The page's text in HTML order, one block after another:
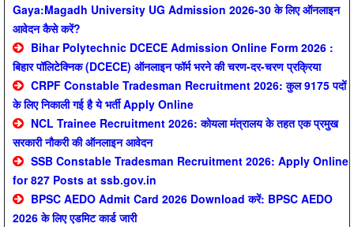
Gaya:Magadh University UG Admission 2026-30 के लिए ऑनलाइन
आवेदन कैसे करें?
Bihar Polytechnic DCECE Admission Online Form 2026 :
बिहार पॉलिटेक्निक (DCECE) ऑनलाइन फॉर्म भरने की चरण-दर-चरण प्रक्रिया
CRPF Constable Tradesman Recruitment 2026: कुल 9175 पदों
के लिए निकाली गई है ये भर्ती Apply Online
NCL Trainee Recruitment 2026: कोयला मंत्रालय के तहत एक प्रमुख
सरकारी नौकरी की ऑनलाइन आवेदन
SSB Constable Tradesman Recruitment 2026: Apply Online
for 827 Posts at ssb.gov.in
BPSC AEDO Admit Card 2026 Download करें: BPSC AEDO
2026 के लिए एडमिट कार्ड जारी